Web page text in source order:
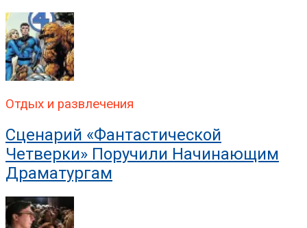
Отдых и развлечения
Сценарий «Фантастической
Четверки» Поручили Начинающим
Драматургам